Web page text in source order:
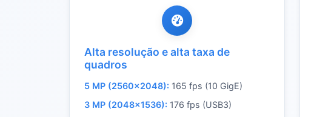
Alta resolução e alta taxa de
quadros
5 MP (2560×2048): 165 fps (10 GigE)
3 MP (2048×1536): 176 fps (USB3)